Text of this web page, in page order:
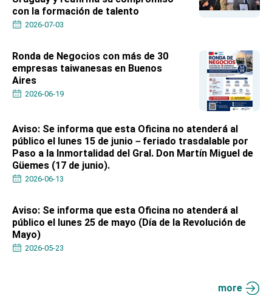
con la formación de talento
2026-07-03
Ronda de Negocios con más de 30
empresas taiwanesas en Buenos
Aires
2026-06-19
Aviso: Se informa que esta Oficina no atenderá al
público el lunes 15 de junio－feriado trasdalable por
Paso a la Inmortalidad del Gral. Don Martín Miguel de
Güemes (17 de junio).
2026-06-13
Aviso: Se informa que esta Oficina no atenderá al
público el lunes 25 de mayo (Día de la Revolución de
Mayo)
2026-05-23
more